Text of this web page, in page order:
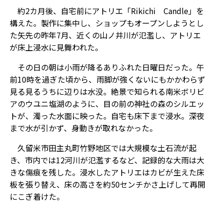
約2カ月後、自宅前にアトリエ「Rikichi Candle」を
構えた。製作に集中し、ショップもオープンしようとし
た矢先の昨年7月、近くの山ノ井川が氾濫し、アトリエ
が床上浸水に見舞われた。
その日の朝は小雨が降るありふれた日曜日だった。午
前10時を過ぎた頃から、雨脚が強くないにもかかわらず
見る見るうちに辺りは水没。絶景で知られる南米ボリビ
アのウユニ塩湖のように、目の前の神社の森のシルエッ
トが、濁った水面に映った。自宅も床下まで浸水。深夜
まで水が引かず、身動きが取れなかった。
久留米市田主丸町竹野地区では大規模な土石流が起
き、市内では12河川が氾濫するなど、記録的な大雨は大
きな傷痕を残した。浸水したアトリエはカビが生えた床
板を張り替え、床の高さを約50センチかさ上げして再開
にこぎ着けた。